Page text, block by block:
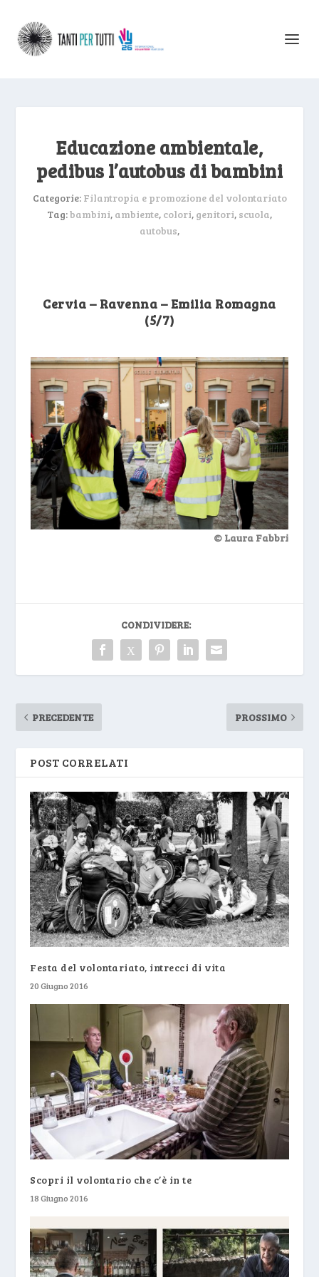
Educazione ambientale,
pedibus l’autobus di bambini
Categorie: Filantropia e promozione del volontariato
Tag:bambini, ambiente, colori, genitori, scuola,
autobus,
Cervia – Ravenna – Emilia Romagna
(5/7)
© Laura Fabbri
CONDIVIDERE:
PRECEDENTE PROSSIMO
POST CORRELATI
Festa del volontariato, intrecci di vita
20 Giugno 2016
Scopri il volontario che c’è in te
18 Giugno 2016